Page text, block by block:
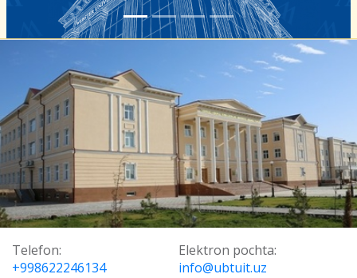
Telefon:
+998622246134
Elektron pochta:
info@ubtuit.uz